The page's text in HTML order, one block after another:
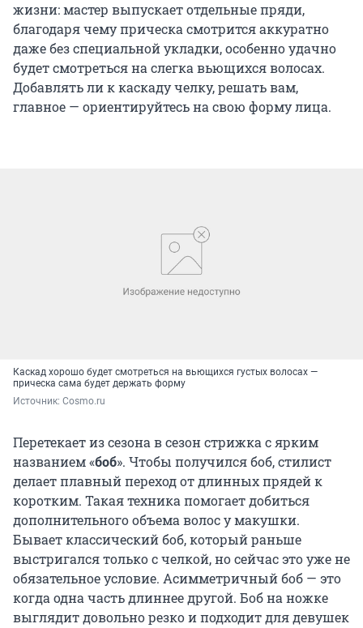
жизни: мастер выпускает отдельные пряди,
благодаря чему прическа смотрится аккуратно
даже без специальной укладки, особенно удачно
будет смотреться на слегка вьющихся волосах.
Добавлять ли к каскаду челку, решать вам,
главное — ориентируйтесь на свою форму лица.
Каскад хорошо будет смотреться на вьющихся густых волосах —
прическа сама будет держать форму
Источник: Сosmo.ru
Перетекает из сезона в сезон стрижка с ярким
названием «боб». Чтобы получился боб, стилист
делает плавный переход от длинных прядей к
коротким. Такая техника помогает добиться
дополнительного объема волос у макушки.
Бывает классический боб, который раньше
выстригался только с челкой, но сейчас это уже не
обязательное условие. Асимметричный боб — это
когда одна часть длиннее другой. Боб на ножке
выглядит довольно резко и подходит для девушек